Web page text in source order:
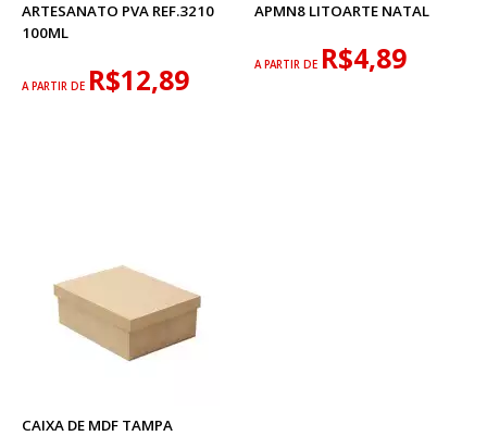
ARTESANATO PVA REF.3210
100ML
A PARTIR DE R$12,89
APMN8 LITOARTE NATAL
A PARTIR DE R$4,89
CAIXA DE MDF TAMPA